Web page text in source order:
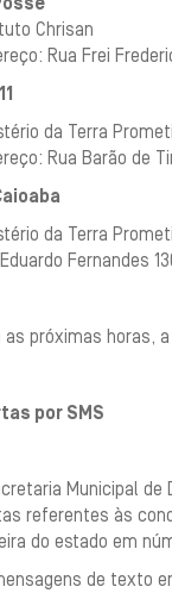
Chrisan
Rua Frei
da Terra
Rua Barão de
da Terra
Fernandes
as próximas horas,
por SMS
Municipal de
referentes às
do estado em
de texto